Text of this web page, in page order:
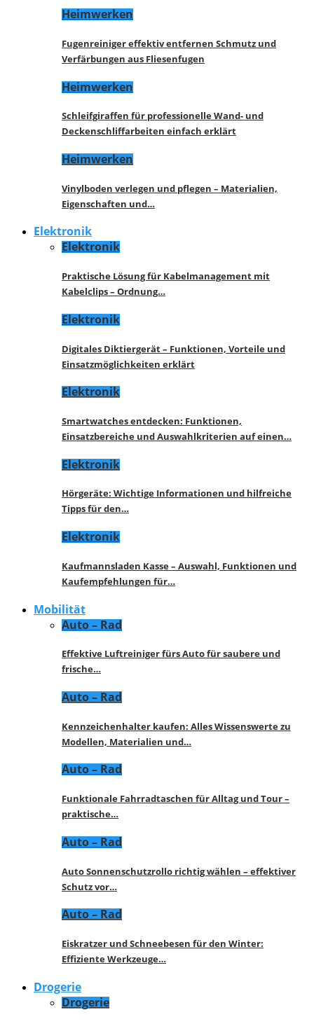
Heimwerken
Fugenreiniger effektiv entfernen Schmutz und
Verfärbungen aus Fliesenfugen
Heimwerken
Schleifgiraffen für professionelle Wand- und
Deckenschliffarbeiten einfach erklärt
Heimwerken
Vinylboden verlegen und pflegen – Materialien,
Eigenschaften und…
Elektronik
Elektronik
Praktische Lösung für Kabelmanagement mit
Kabelclips – Ordnung…
Elektronik
Digitales Diktiergerät – Funktionen, Vorteile und
Einsatzmöglichkeiten erklärt
Elektronik
Smartwatches entdecken: Funktionen,
Einsatzbereiche und Auswahlkriterien auf einen…
Elektronik
Hörgeräte: Wichtige Informationen und hilfreiche
Tipps für den…
Elektronik
Kaufmannsladen Kasse – Auswahl, Funktionen und
Kaufempfehlungen für…
Mobilität
Auto – Rad
Effektive Luftreiniger fürs Auto für saubere und
frische…
Auto – Rad
Kennzeichenhalter kaufen: Alles Wissenswerte zu
Modellen, Materialien und…
Auto – Rad
Funktionale Fahrradtaschen für Alltag und Tour –
praktische…
Auto – Rad
Auto Sonnenschutzrollo richtig wählen – effektiver
Schutz vor…
Auto – Rad
Eiskratzer und Schneebesen für den Winter:
Effiziente Werkzeuge…
Drogerie
Drogerie